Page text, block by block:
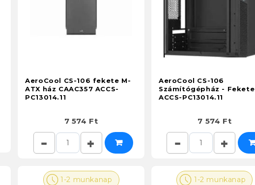
AeroCool CS-106 fekete M-
ATX ház CAAC357 ACCS-
PC13014.11
7 574 Ft
AeroCool CS-106
Számítógépház - Fekete
ACCS-PC13014.11
7 574 Ft
1-2 munkanap 1-2 munkanap